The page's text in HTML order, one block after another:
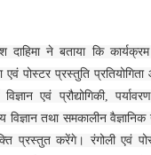
दाहिमा ने बताया कि
एवं पोस्टर प्रस्तुति
विज्ञान एवं प्रौद्योगिकी,
विज्ञान तथा समकालीन
प्रस्तुत करेंगे। रंगोली एवं